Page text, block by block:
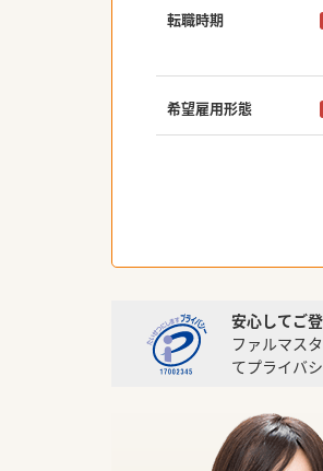
転職時期
希望雇用形態
安心してご
ファルマス
てプライバ